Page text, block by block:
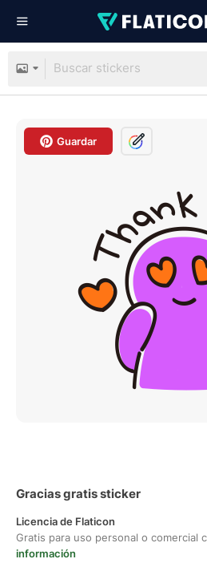
Guardar
Gracias gratis sticker
Licencia de Flaticon
Gratis para uso personal o comercial
información